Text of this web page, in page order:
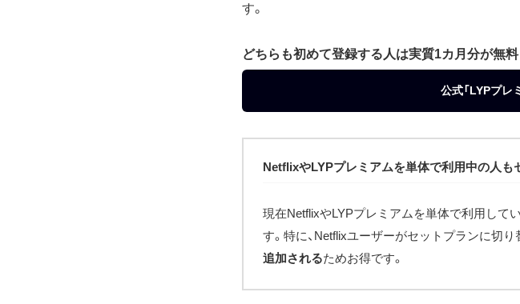
す。
どちらも初めて登録する人は実質1カ月分が無料
公式「LYPプレ
NetflixやLYPプレミアムを単体で利用中の人も
現在NetflixやLYPプレミアムを単体で利用してい
す。特に、Netflixユーザーがセットプランに切り
追加されるためお得です。